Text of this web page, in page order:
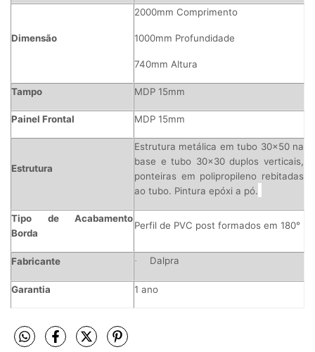
Dimensão
2000mm Comprimento
1000mm Profundidade
740mm Altura
Tampo MDP 15mm
Painel Frontal MDP 15mm
Estrutura
Estrutura metálica em tubo 30x50 na
base e tubo 30x30 duplos verticais,
ponteiras em polipropileno rebitadas
ao tubo. Pintura epóxi a pó.
Tipo de Acabamento
Borda
Perfil de PVC post formados em 180°
Fabricante · Dalpra
Garantia 1 ano